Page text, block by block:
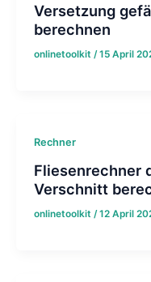
Versetzung
berechnen
onlinetoolkit /15 April
Rechner
Fliesenrechner
Verschnitt
onlinetoolkit /12 April